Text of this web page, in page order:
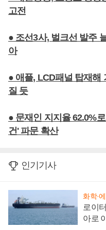
고전
● 조선3사, 벌크선 발주
아
● 애플, LCD패널 탑재해
질 듯
● 문재인 지지율 62.0%
건' 파문 확산
인기기사
화학·
로이
아로